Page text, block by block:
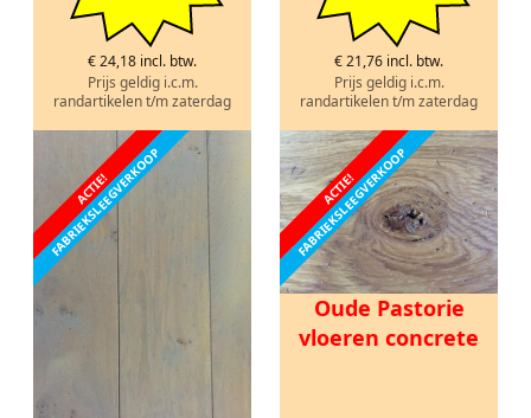
€ 24,18 incl. btw.
Prijs geldig i.c.m.
randartikelen t/m zaterdag
€ 21,76 incl. btw.
Prijs geldig i.c.m.
randartikelen t/m zaterdag
ACTIE!
FABRIEKSLEEGVERKOOP ACTIE!
FABRIEKSLEEGVERKOOP
Oude Pastorie
vloeren concrete